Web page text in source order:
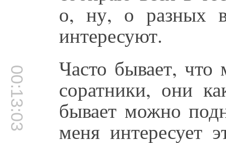
о, ну, о разных
интересуют.
00:13:03 Часто бывает,
соратники, они
бывает можно
меня интересует